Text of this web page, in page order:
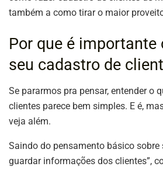
também a como tirar o maior
Por que é importante
seu cadastro de
Se pararmos pra pensar, entender o
clientes parece bem simples. E é,
veja além.
Saindo do pensamento básico sobre
guardar informações dos clientes”,